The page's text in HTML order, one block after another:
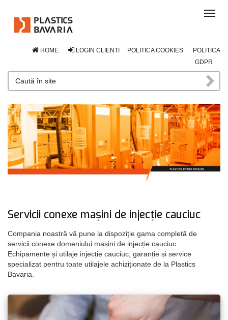
HOME LOGIN CLIENTI POLITICA COOKIES
POLITICA
GDPR
Servicii conexe mașini de injecție cauciuc
Compania noastră vă pune la dispoziție gama completă de
servicii conexe domeniului mașini de injecție cauciuc.
Echipamente și utilaje injecție cauciuc, garanție și service
specializat pentru toate utilajele achiziționate de la Plastics
Bavaria.